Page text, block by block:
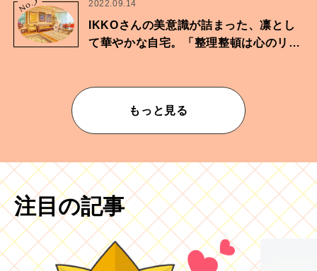
No. 2022.09.14
IKKOさんの美意識が詰まった、凛とし
て華やかな自宅。「整理整頓は心のリズ
もっと見る
注目の記事